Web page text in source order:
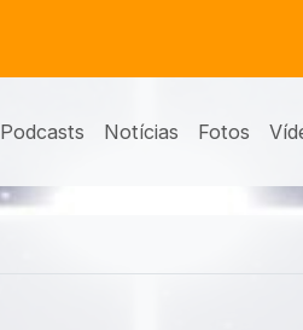
Podcasts Notícias Fotos